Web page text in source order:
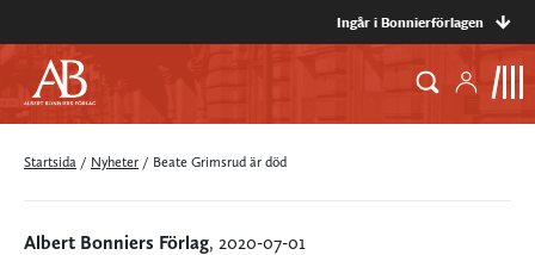
Ingår i Bonnierförlagen
Startsida / Nyheter / Beate Grimsrud är död
Albert Bonniers Förlag, 2020-07-01